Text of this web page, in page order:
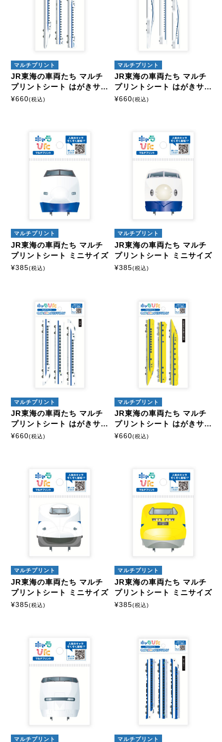
モーテルキーホルダー
硬質ケース
マルチプリント
JR東海の車両たち マルチ
プリントシート はがきサイ
ズ
¥660(税込)
マルチプリント
JR東海の車両たち マルチ
プリントシート はがきサイ
ズ
¥660(税込)
マルチプリント
JR東海の車両たち マルチ
プリントシート ミニサイズ
¥385(税込)
マルチプリント
JR東海の車両たち マルチ
プリントシート ミニサイズ
¥385(税込)
マルチプリント
JR東海の車両たち マルチ
プリントシート はがきサイ
ズ
¥660(税込)
マルチプリント
JR東海の車両たち マルチ
プリントシート はがきサイ
ズ
¥660(税込)
マルチプリント
JR東海の車両たち マルチ
プリントシート ミニサイズ
¥385(税込)
マルチプリント
JR東海の車両たち マルチ
プリントシート ミニサイズ
¥385(税込)
マルチプリント マルチプリント